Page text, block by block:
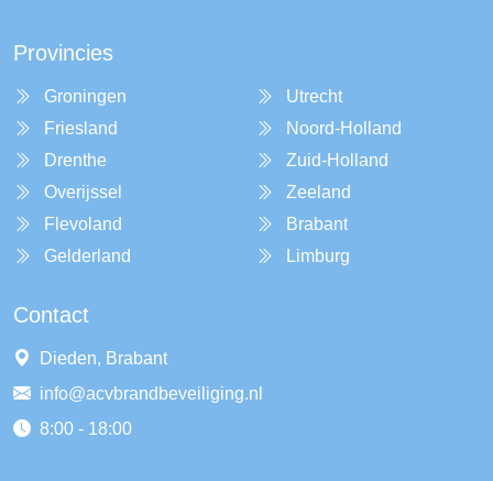
Provincies
Groningen
Friesland
Drenthe
Overijssel
Flevoland
Gelderland
Utrecht
Noord-Holland
Zuid-Holland
Zeeland
Brabant
Limburg
Contact
Dieden, Brabant
info@acvbrandbeveiliging.nl
8:00 - 18:00